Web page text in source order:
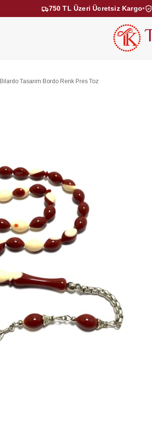
750 TL Üzeri Ücretsiz Kargo•
KEHRİBAR TESBİHLER
Bilardo Tasarım Bordo Renk Pres Toz